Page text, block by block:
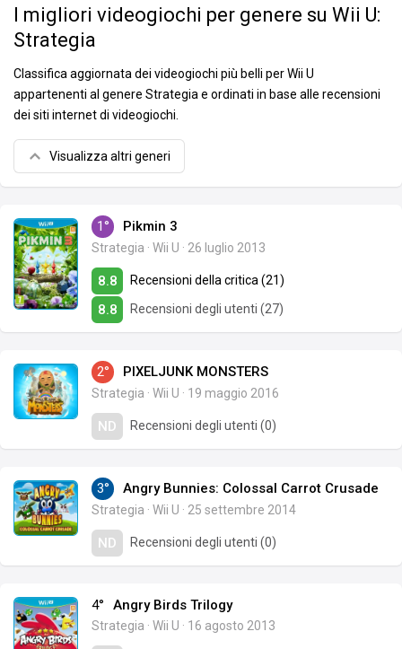
I migliori videogiochi per genere su Wii U:
Strategia
Classifica aggiornata dei videogiochi più belli per Wii U
appartenenti al genere Strategia e ordinati in base alle recensioni
dei siti internet di videogiochi.
Visualizza altri generi
1° Pikmin 3
Strategia · Wii U · 26 luglio 2013
8.8 Recensioni della critica (21)
8.8 Recensioni degli utenti (27)
2° PIXELJUNK MONSTERS
Strategia · Wii U · 19 maggio 2016
ND Recensioni degli utenti (0)
3° Angry Bunnies: Colossal Carrot Crusade
Strategia · Wii U · 25 settembre 2014
ND Recensioni degli utenti (0)
4° Angry Birds Trilogy
Strategia · Wii U · 16 agosto 2013